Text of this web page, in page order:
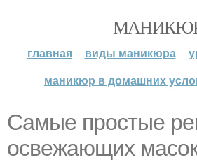
главная виды маникюра
маникюр в домашних
Самые простые
освежающих